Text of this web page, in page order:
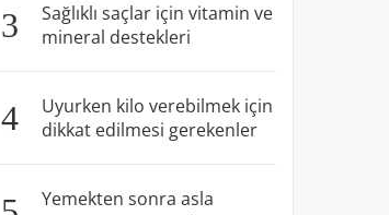
3
Sağlıklı saçlar için vitamin ve
mineral destekleri
4
Uyurken kilo verebilmek için
dikkat edilmesi gerekenler
Yemekten sonra asla